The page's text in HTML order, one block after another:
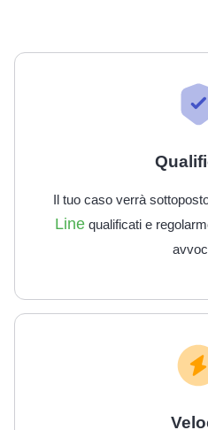
Il tuo caso verrà
Line qualificati e